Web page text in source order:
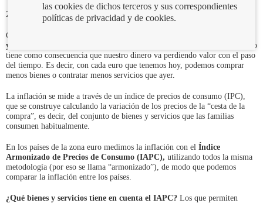
28/04/2022
Consideramos que hay inflación cuando se produce un
y generalizado de los precios durante un cierto periodo de tiempo
. Esto
tiene como consecuencia que nuestro dinero va perdiendo valor con el paso
del tiempo. Es decir, con cada euro que tenemos hoy, podemos comprar
menos bienes o contratar menos servicios que ayer.
La inflación se mide a través de un índice de precios de consumo (IPC),
que se construye calculando la variación de los precios de la “cesta de la
compra”, es decir, del conjunto de bienes y servicios que las familias
consumen habitualmente.
En los países de la zona euro medimos la inflación con el Índice
Armonizado de Precios de Consumo (IAPC), utilizando todos la misma
metodología (por eso se llama “armonizado”), de modo que podemos
comparar la inflación entre los países.
¿Qué bienes y servicios tiene en cuenta el IAPC? Los que permiten
las cookies de dichos terceros y sus correspondientes
políticas de privacidad y de cookies.